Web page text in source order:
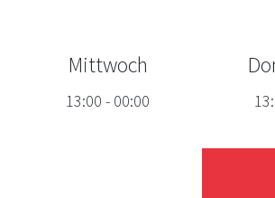
Mittwoch
13:00 - 00:00